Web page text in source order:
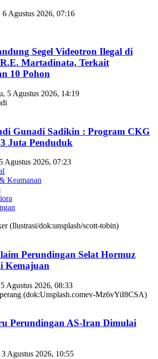
6 Agustus 2026, 07:16
Segel Videotron Ilegal di
Martadinata, Terkait
10 Pohon
5 Agustus 2026, 14:19
Gunadi Sadikin : Program CKG
Juta Penduduk
Agustus 2026, 07:23
Keamanan
Perundingan Selat Hormuz
Kemajuan
Agustus 2026, 08:33
Perundingan AS-Iran Dimulai
3 Agustus 2026, 10:55